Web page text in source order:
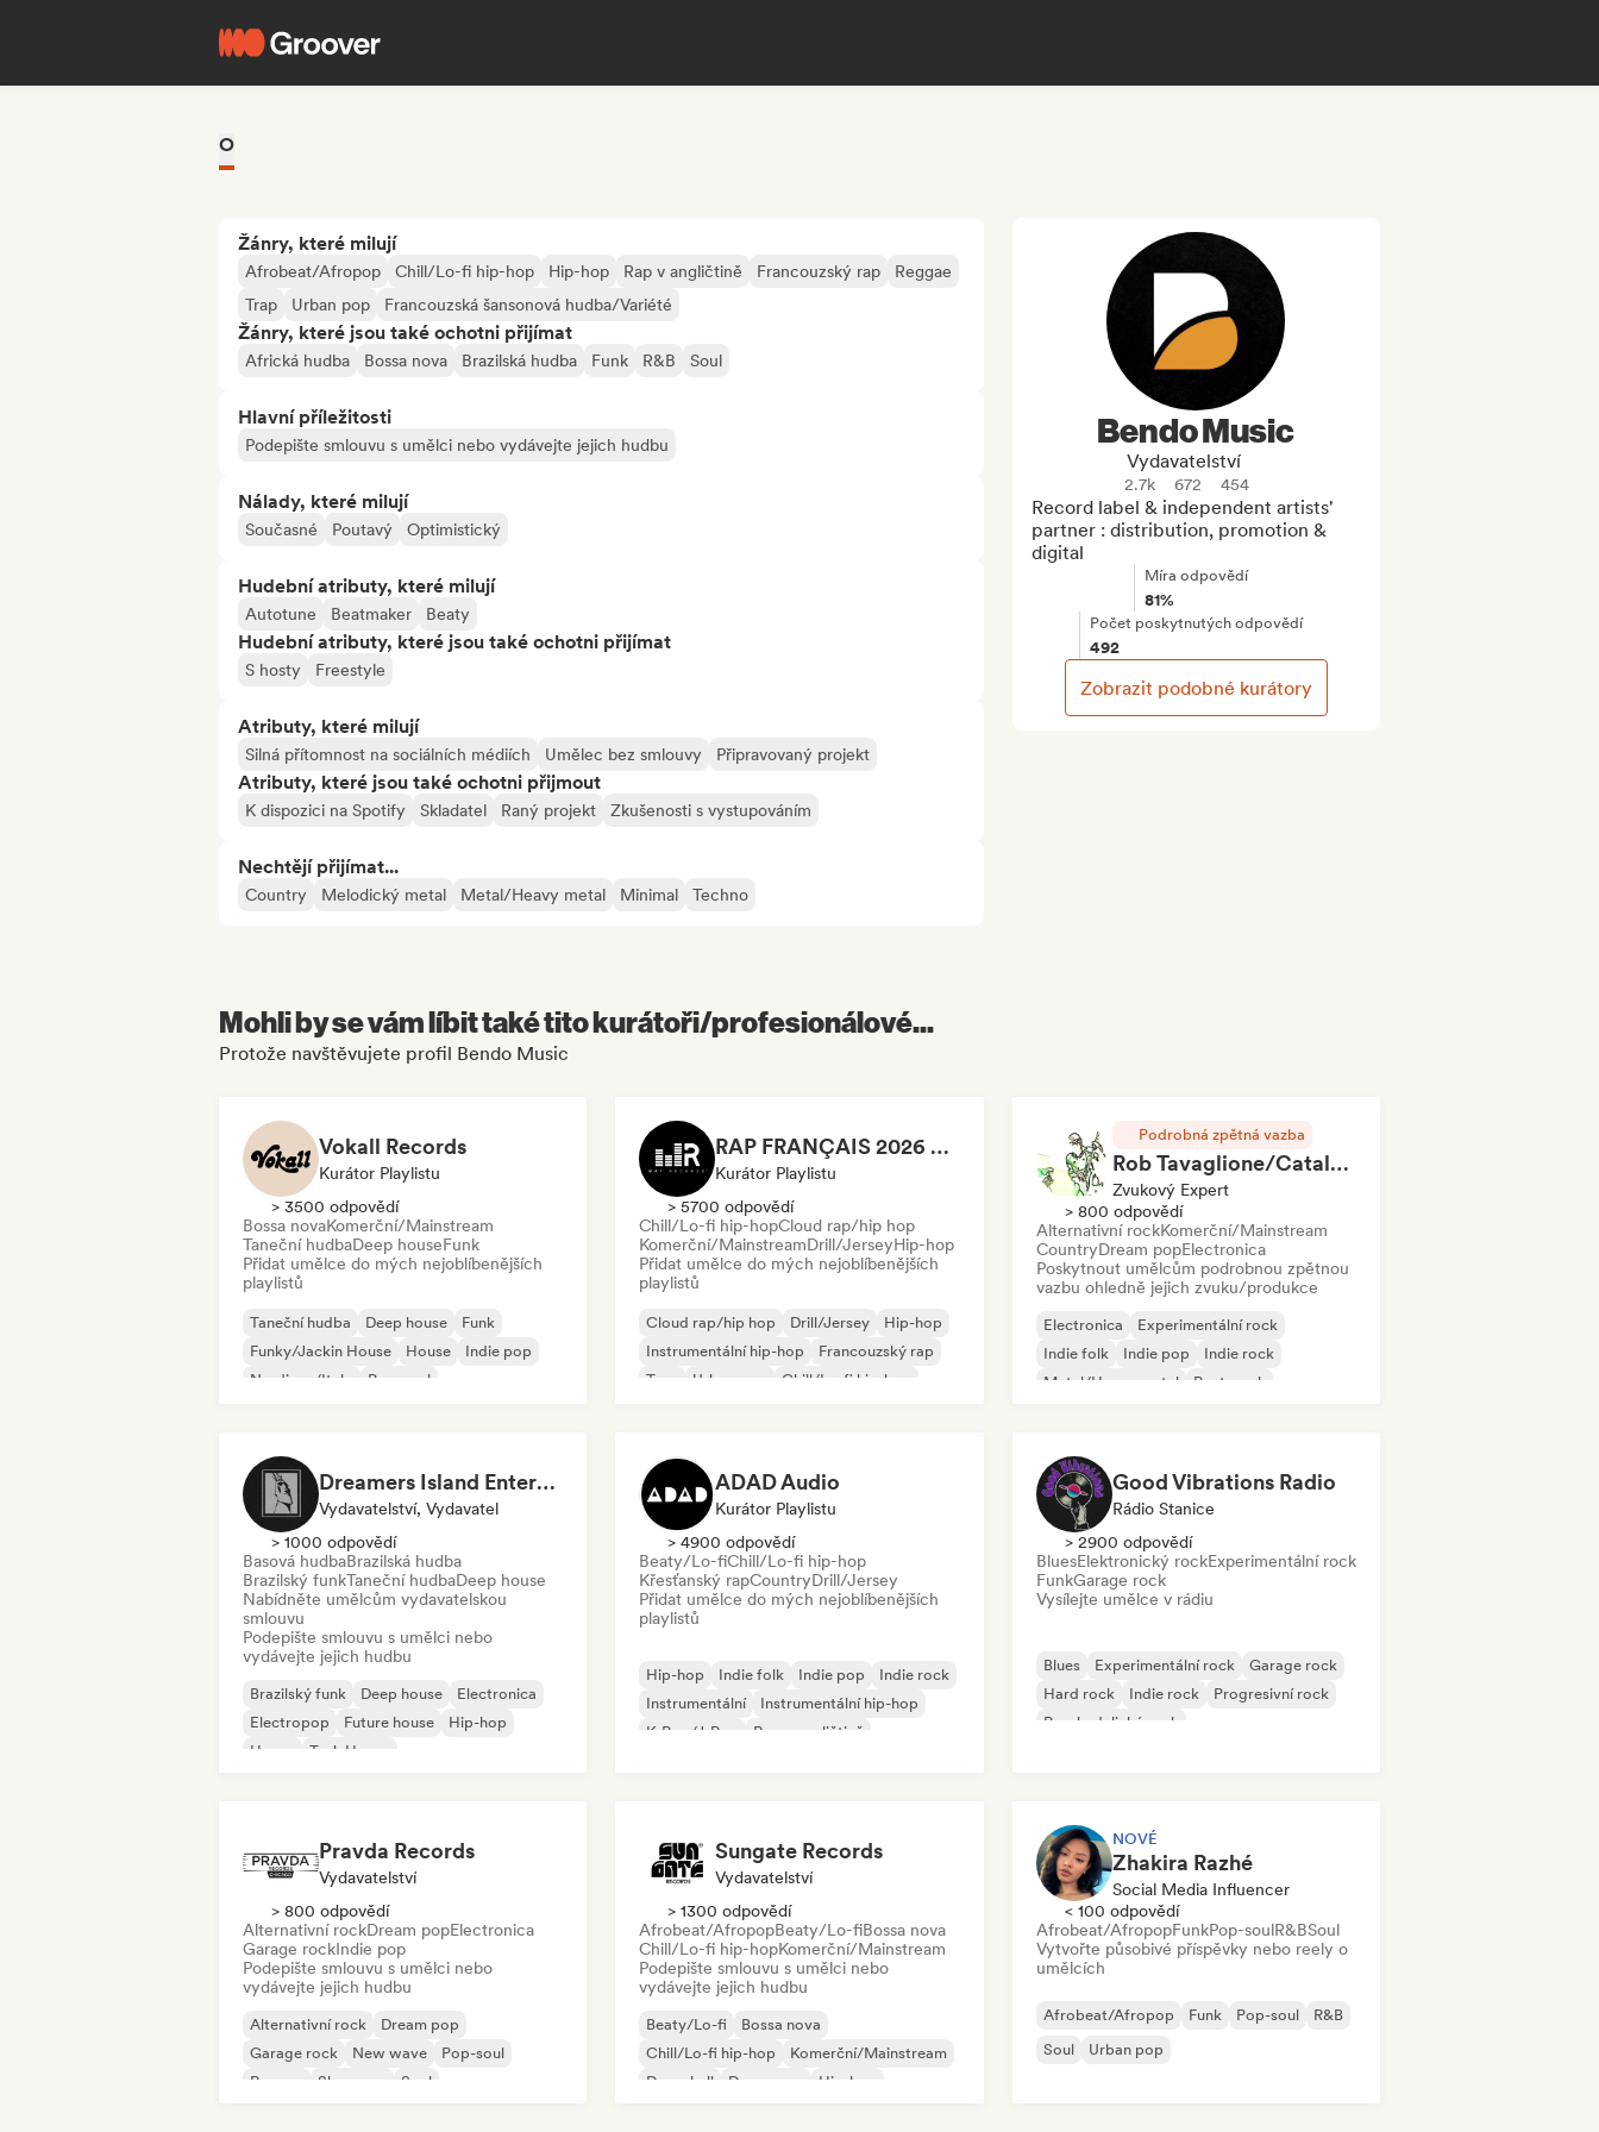
O
Žánry, které milují
Afrobeat/Afropop Chill/Lo-fi hip-hop Hip-hop Rap v angličtině Francouzský rap
Reggae
Trap
Urban pop Francouzská šansonová hudba/Variété
Žánry, které jsou také ochotni přijímat
Africká hudba Bossa nova Brazilská hudba Funk R&B Soul
Hlavní příležitosti
Podepište smlouvu s umělci nebo vydávejte jejich hudbu
Nálady, které milují
Současné Poutavý Optimistický
Hudební atributy, které milují
Autotune Beatmaker Beaty
Hudební atributy, které jsou také ochotni přijímat
S hosty Freestyle
Atributy, které milují
Silná přítomnost na sociálních médiích Umělec bez smlouvy Připravovaný projekt
Atributy, které jsou také ochotni přijmout
K dispozici na Spotify Skladatel Raný projekt Zkušenosti s vystupováním
Nechtějí přijímat...
Country Melodický metal Metal/Heavy metal Minimal Techno
Bendo Music
Vydavatelství
2.7k 672 454
Record label & independent artists'
partner : distribution, promotion &
digital
Míra odpovědí
81%
Počet poskytnutých odpovědí
492
Zobrazit podobné kurátory
Mohli by se vám líbit také tito kurátoři/profesionálové...
Protože navštěvujete profil Bendo Music
Vokall Records
Kurátor Playlistu
> 3500 odpovědí
Bossa novaKomerční/Mainstream
Taneční hudbaDeep houseFunk
Přidat umělce do mých nejoblíbenějších
playlistů
Taneční hudba Deep house
Funk
Funky/Jackin House
House
Indie pop
Nu-disco/Italo
Pop-soul
RAP FRANÇAIS 2026 🔥🇫🇷 (Way Records)
Kurátor Playlistu
> 5700 odpovědí
Chill/Lo-fi hip-hopCloud rap/hip hop
Komerční/MainstreamDrill/JerseyHip-hop
Přidat umělce do mých nejoblíbenějších
playlistů
Cloud rap/hip hop Drill/Jersey
Hip-hop
Instrumentální hip-hop
Francouzský rap
Trap
Urban pop Chill/Lo-fi hip-hop
Podrobná zpětná vazba
Rob Tavaglione/Catalyst Recording
Zvukový Expert
> 800 odpovědí
Alternativní rockKomerční/Mainstream
CountryDream popElectronica
Poskytnout umělcům podrobnou zpětnou
vazbu ohledně jejich zvuku/produkce
Electronica
Experimentální rock
Indie folk
Indie pop
Indie rock
Metal/Heavy metal
Post-punk
Dreamers Island Entertainment
Vydavatelství, Vydavatel
> 1000 odpovědí
Basová hudbaBrazilská hudba
Brazilský funkTaneční hudbaDeep house
Nabídněte umělcům vydavatelskou
smlouvu
Podepište smlouvu s umělci nebo
vydávejte jejich hudbu
Brazilský funk Deep house
Electronica
Electropop
Future house
Hip-hop
House
Tech House
ADAD Audio
Kurátor Playlistu
> 4900 odpovědí
Beaty/Lo-fiChill/Lo-fi hip-hop
Křesťanský rapCountryDrill/Jersey
Přidat umělce do mých nejoblíbenějších
playlistů
Hip-hop Indie folk Indie pop
Indie rock
Instrumentální
Instrumentální hip-hop
K-Pop/J-Pop
Rap v angličtině
Good Vibrations Radio
Rádio Stanice
> 2900 odpovědí
BluesElektronický rockExperimentální rock
FunkGarage rock
Vysílejte umělce v rádiu
Blues Experimentální rock
Garage rock
Hard rock
Indie rock
Progresivní rock
Psychedelický rock
Pravda Records
Vydavatelství
> 800 odpovědí
Alternativní rockDream popElectronica
Garage rockIndie pop
Podepište smlouvu s umělci nebo
vydávejte jejich hudbu
Alternativní rock
Dream pop
Garage rock
New wave
Pop-soul
Reggae
Shoegaze Soul
Sungate Records
Vydavatelství
> 1300 odpovědí
Afrobeat/AfropopBeaty/Lo-fiBossa nova
Chill/Lo-fi hip-hopKomerční/Mainstream
Podepište smlouvu s umělci nebo
vydávejte jejich hudbu
Beaty/Lo-fi
Bossa nova
Chill/Lo-fi hip-hop
Komerční/Mainstream
Dancehall
Dance pop
Hip-hop
NOVÉ
Zhakira Razhé
Social Media Influencer
< 100 odpovědí
Afrobeat/AfropopFunkPop-soulR&BSoul
Vytvořte působivé příspěvky nebo reely o
umělcích
Afrobeat/Afropop Funk Pop-soul
R&B
Soul
Urban pop